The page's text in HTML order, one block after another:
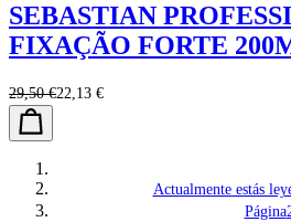
SEBASTIAN
FIXAÇÃO FORTE
29,50 €22,13 €
Actualmente estás
Página